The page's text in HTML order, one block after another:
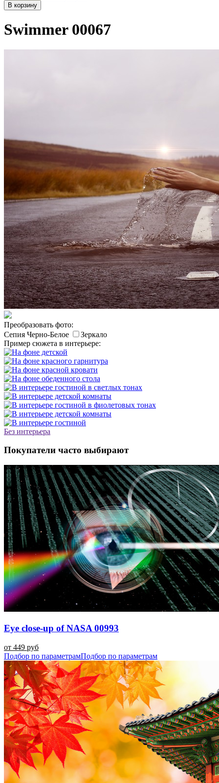
В корзину
Swimmer 00067
Преобразовать фото:
Сепия Черно-Белое
Зеркало
Пример сюжета в интерьере:
Без интерьера
Покупатели часто выбирают
Eye close-up of NASA 00993
от 449 руб
Подбор по параметрамПодбор по параметрам